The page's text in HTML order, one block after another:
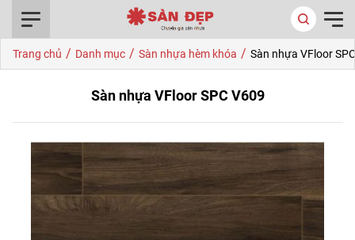
Trang chủ / Danh mục / Sàn nhựa hèm khóa / Sàn nhựa VFloor
Sàn nhựa VFloor SPC V609